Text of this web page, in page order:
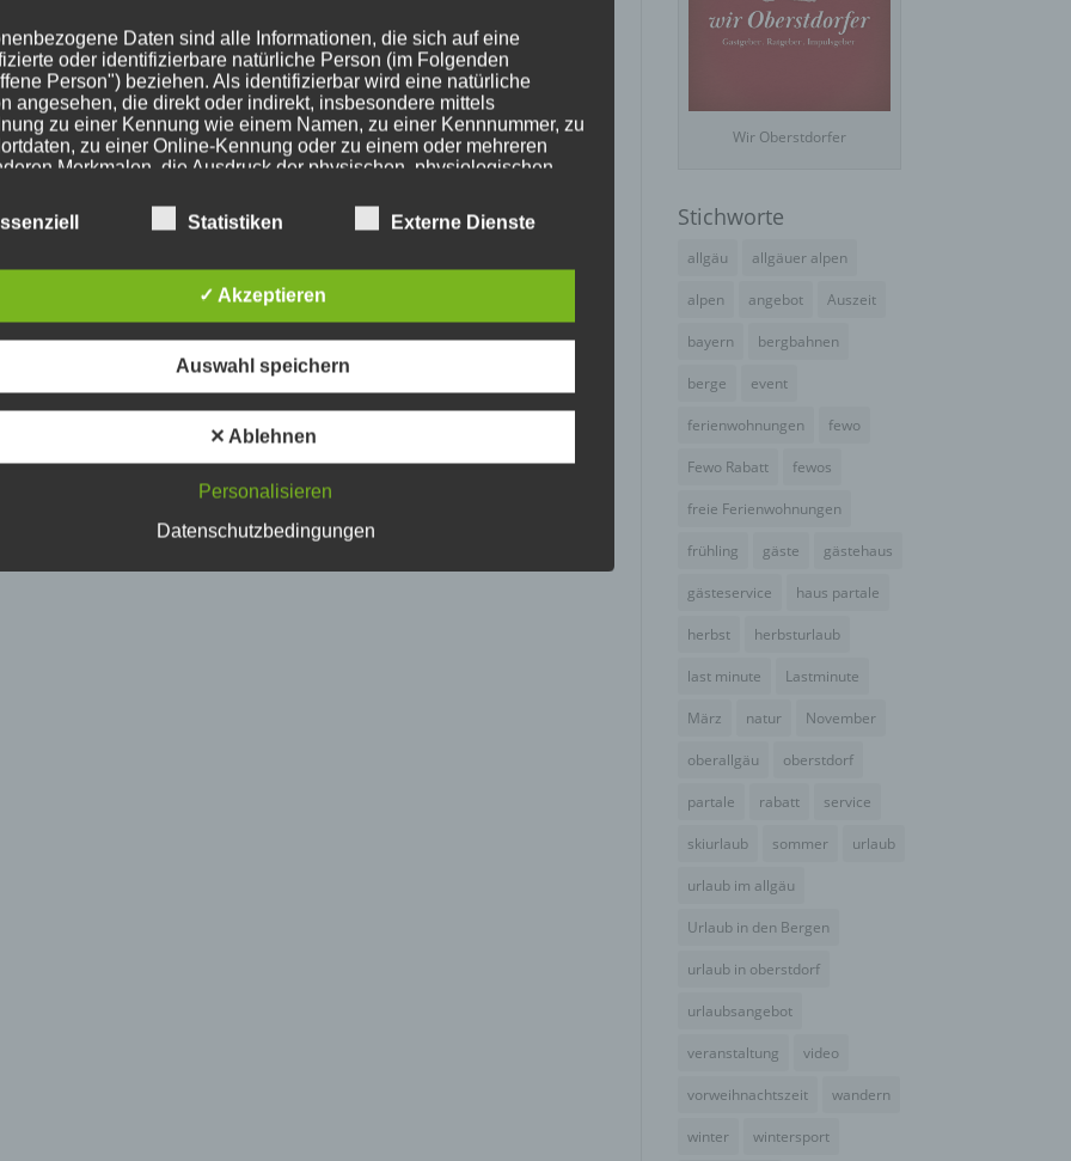
Wir Oberstdorfer
Stichworte
allgäu allgäuer alpen
alpen angebot Auszeit
bayern bergbahnen
berge event
ferienwohnungen fewo
Fewo Rabatt fewos
freie Ferienwohnungen
frühling gäste gästehaus
gästeservice haus partale
herbst herbsturlaub
last minute Lastminute
März natur November
oberallgäu oberstdorf
partale rabatt service
skiurlaub sommer urlaub
urlaub im allgäu
Urlaub in den Bergen
urlaub in oberstdorf
urlaubsangebot
veranstaltung video
vorweihnachtszeit wandern
winter wintersport
Daten sind alle Informationen, die sich auf eine
oder identifizierbare natürliche Person (im Folgenden
Person") beziehen. Als identifizierbar wird eine natürliche
angesehen, die direkt oder indirekt, insbesondere mittels
zu einer Kennung wie einem Namen, zu einer Kennnummer, zu
zu einer Online-Kennung oder zu einem oder mehreren
Merkmalen, die Ausdruck der physischen, physiologischen,
dieser natürlichen Person sind, identifiziert werden kann.
Person ist jede identifizierte oder identifizierbare natürliche
deren personenbezogene Daten von dem für die Verarbeitung
verarbeitet werden.
ist jeder mit oder ohne Hilfe automatisierter Verfahren
Statistiken Externe Dienste
✓ Akzeptieren
Auswahl speichern
✕ Ablehnen
Personalisieren
Datenschutzbedingungen